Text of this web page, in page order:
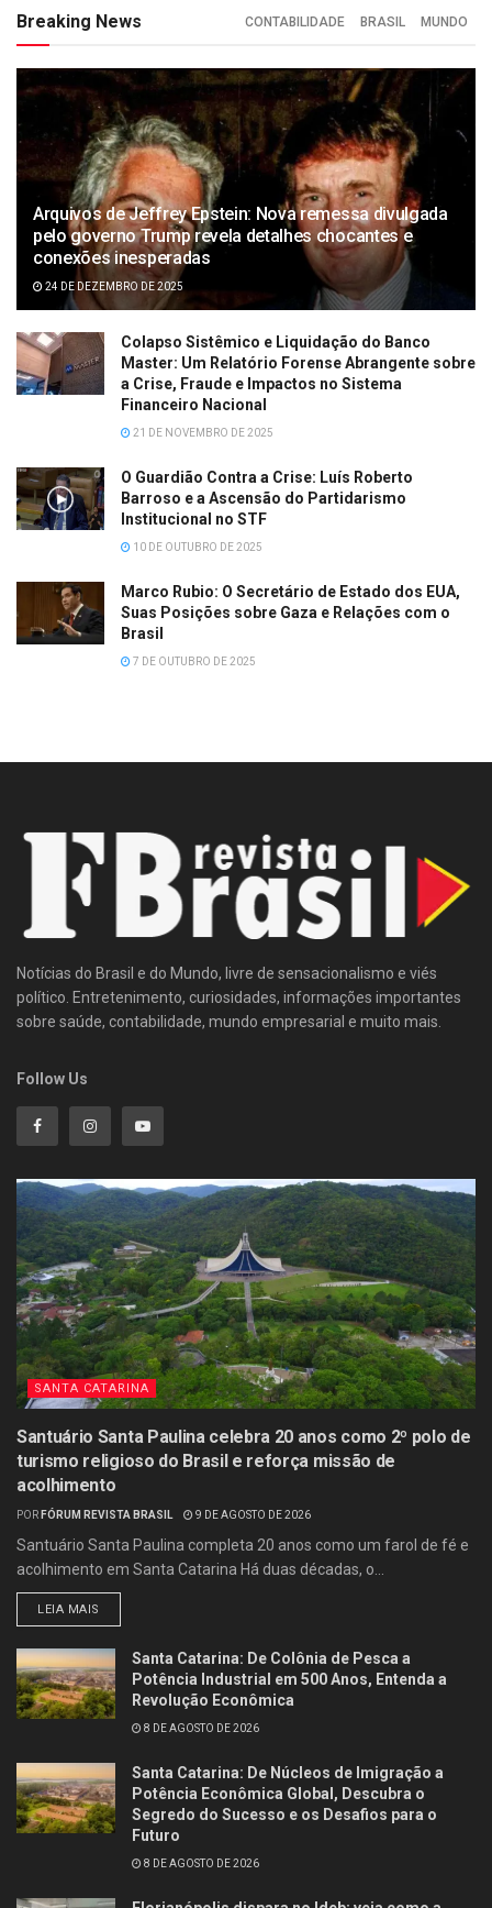
Breaking News CONTABILIDADE BRASIL MUNDO
Arquivos de Jeffrey Epstein: Nova remessa divulgada
pelo governo Trump revela detalhes chocantes e
conexões inesperadas
24 DE DEZEMBRO DE 2025
Colapso Sistêmico e Liquidação do Banco
Master: Um Relatório Forense Abrangente sobre
a Crise, Fraude e Impactos no Sistema
Financeiro Nacional
21 DE NOVEMBRO DE 2025
O Guardião Contra a Crise: Luís Roberto
Barroso e a Ascensão do Partidarismo
Institucional no STF
10 DE OUTUBRO DE 2025
Marco Rubio: O Secretário de Estado dos EUA,
Suas Posições sobre Gaza e Relações com o
Brasil
7 DE OUTUBRO DE 2025
Notícias do Brasil e do Mundo, livre de sensacionalismo e viés
político. Entretenimento, curiosidades, informações importantes
sobre saúde, contabilidade, mundo empresarial e muito mais.
Follow Us
SANTA CATARINA
Santuário Santa Paulina celebra 20 anos como 2º polo de
turismo religioso do Brasil e reforça missão de
acolhimento
POR FÓRUM REVISTA BRASIL 9 DE AGOSTO DE 2026
Santuário Santa Paulina completa 20 anos como um farol de fé e
acolhimento em Santa Catarina Há duas décadas, o...
LEIA MAIS
Santa Catarina: De Colônia de Pesca a
Potência Industrial em 500 Anos, Entenda a
Revolução Econômica
8 DE AGOSTO DE 2026
Santa Catarina: De Núcleos de Imigração a
Potência Econômica Global, Descubra o
Segredo do Sucesso e os Desafios para o
Futuro
8 DE AGOSTO DE 2026